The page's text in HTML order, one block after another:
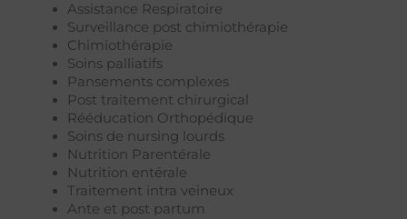
Assistance Respiratoire
Surveillance post chimiothérapie
Chimiothérapie
Soins palliatifs
Pansements complexes
Post traitement chirurgical
Rééducation Orthopédique
Soins de nursing lourds
Nutrition Parentérale
Nutrition entérale
Traitement intra veineux
Ante et post partum